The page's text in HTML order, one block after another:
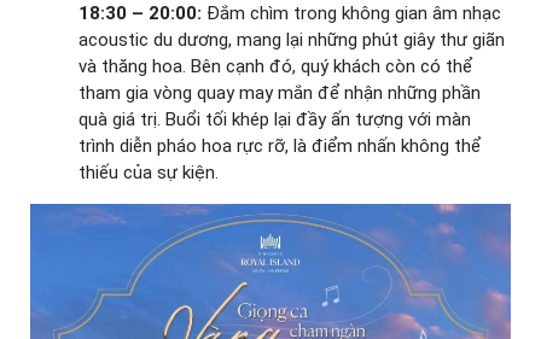
18:30 – 20:00: Đắm chìm trong không gian âm nhạc
acoustic du dương, mang lại những phút giây thư giãn
và thăng hoa. Bên cạnh đó, quý khách còn có thể
tham gia vòng quay may mắn để nhận những phần
quà giá trị. Buổi tối khép lại đầy ấn tượng với màn
trình diễn pháo hoa rực rỡ, là điểm nhấn không thể
thiếu của sự kiện.